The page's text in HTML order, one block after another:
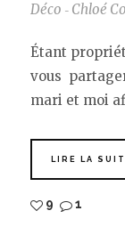
Déco - Chloé
Étant
vous
mari et moi
LIRE LA
9 1